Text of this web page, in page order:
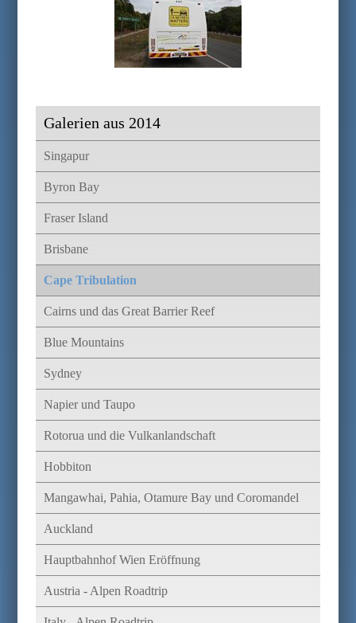
Galerien aus 2014
Singapur
Byron Bay
Fraser Island
Brisbane
Cape Tribulation
Cairns und das Great Barrier Reef
Blue Mountains
Sydney
Napier und Taupo
Rotorua und die Vulkanlandschaft
Hobbiton
Mangawhai, Pahia, Otamure Bay und Coromandel
Auckland
Hauptbahnhof Wien Eröffnung
Austria - Alpen Roadtrip